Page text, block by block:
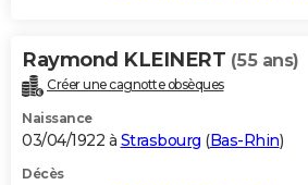
Raymond KLEINERT (55 ans)
Créer une cagnotte obsèques
Naissance
03/04/1922 à Strasbourg (Bas-Rhin)
Décès